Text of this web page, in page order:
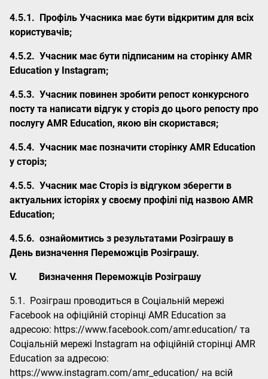
4.5.1. Профіль Учасника має бути відкритим для всіх
користувачів;
4.5.2. Учасник має бути підписаним на сторінку AMR
Education у Instagram;
4.5.3. Учасник повинен зробити репост конкурсного
посту та написати відгук у сторіз до цього репосту про
послугу AMR Education, якою він скористався;
4.5.4. Учасник має позначити сторінку AMR Education
у сторіз;
4.5.5. Учасник має Сторіз із відгуком зберегти в
актуальних історіях у своєму профілі під назвою AMR
Education;
4.5.6. ознайомитись з результатами Розіграшу в
День визначення Переможців Розіграшу.
V. Визначення Переможців Розіграшу
5.1. Розіграш проводиться в Соціальній мережі
Facebook на офіційній сторінці АМR Education за
адресою: https://www.facebook.com/amr.education/ та
Соціальній мережі Instagram на офіційній сторінці АМR
Education за адресою:
https://www.instagram.com/amr_education/ на всій